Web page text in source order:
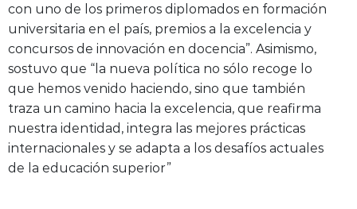
con uno de los primeros diplomados en formación
universitaria en el país, premios a la excelencia y
concursos de innovación en docencia”. Asimismo,
sostuvo que “la nueva política no sólo recoge lo
que hemos venido haciendo, sino que también
traza un camino hacia la excelencia, que reafirma
nuestra identidad, integra las mejores prácticas
internacionales y se adapta a los desafíos actuales
de la educación superior”